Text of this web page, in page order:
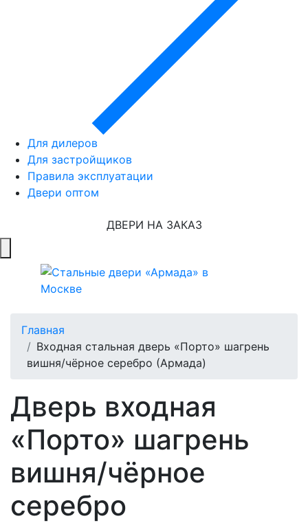
Для дилеров
Для застройщиков
Правила эксплуатации
Двери оптом
ДВЕРИ НА ЗАКАЗ
Главная
Входная стальная дверь «Порто» шагрень
вишня/чёрное серебро (Армада)
Дверь входная
«Порто» шагрень
вишня/чёрное
серебро